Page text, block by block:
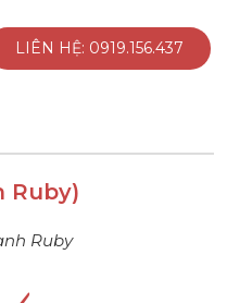
LIÊN HỆ: 0919.156.437
Ruby)
Ruby